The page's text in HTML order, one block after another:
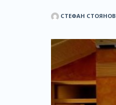
СТЕФАН СТОЯНОВ